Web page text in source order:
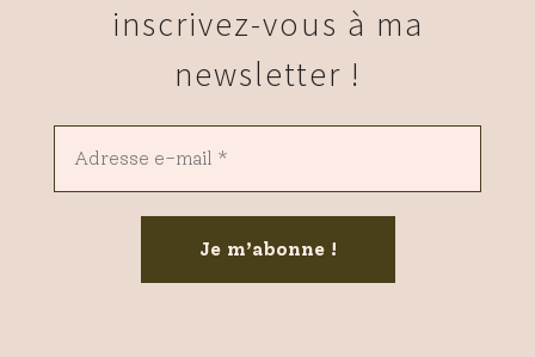
inscrivez-vous à ma
newsletter !